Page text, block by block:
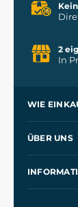
2
In
WIE
Kontakt
ÜBER UNS